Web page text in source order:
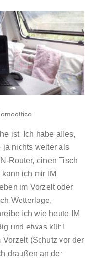
ist: Ich habe alles,
ja nichts weiter als
Router, einen Tisch
ich mir IM
im Vorzelt oder
Wetterlage,
ich wie heute IM
und etwas kühl
(Schutz vor der
draußen an der